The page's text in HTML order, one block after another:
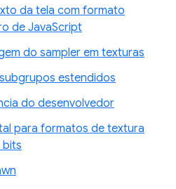
da tela com formato
de JavaScript
do sampler em texturas
estendidos
do desenvolvedor
para formatos de textura
bits